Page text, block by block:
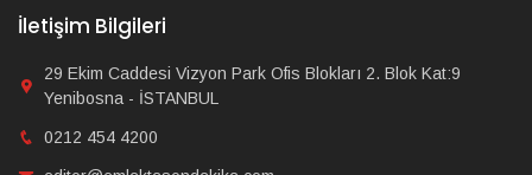
İletişim Bilgileri
29 Ekim Caddesi Vizyon Park Ofis Blokları 2. Blok Kat:9
Yenibosna - İSTANBUL
0212 454 4200